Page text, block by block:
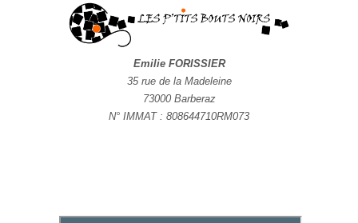
Emilie FORISSIER
35 rue de la Madeleine
73000 Barberaz
N° IMMAT : 808644710RM073